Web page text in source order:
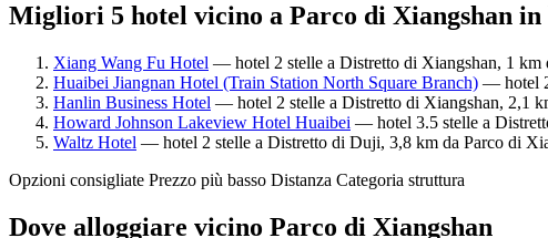
Migliori 5 hotel vicino a Parco di Xiangshan in
Xiang Wang Fu Hotel — hotel 2 stelle a Distretto di Xiangshan, 1 km
Huaibei Jiangnan Hotel (Train Station North Square Branch) — hotel
Hanlin Business Hotel — hotel 2 stelle a Distretto di Xiangshan, 2,1
Howard Johnson Lakeview Hotel Huaibei — hotel 3.5 stelle a
Waltz Hotel — hotel 2 stelle a Distretto di Duji, 3,8 km da Parco di
Opzioni consigliate Prezzo più basso Distanza Categoria struttura
Dove alloggiare vicino Parco di Xiangshan